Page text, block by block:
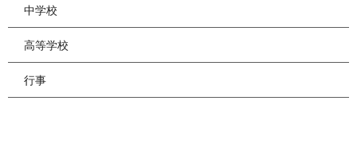
中学校
高等学校
行事